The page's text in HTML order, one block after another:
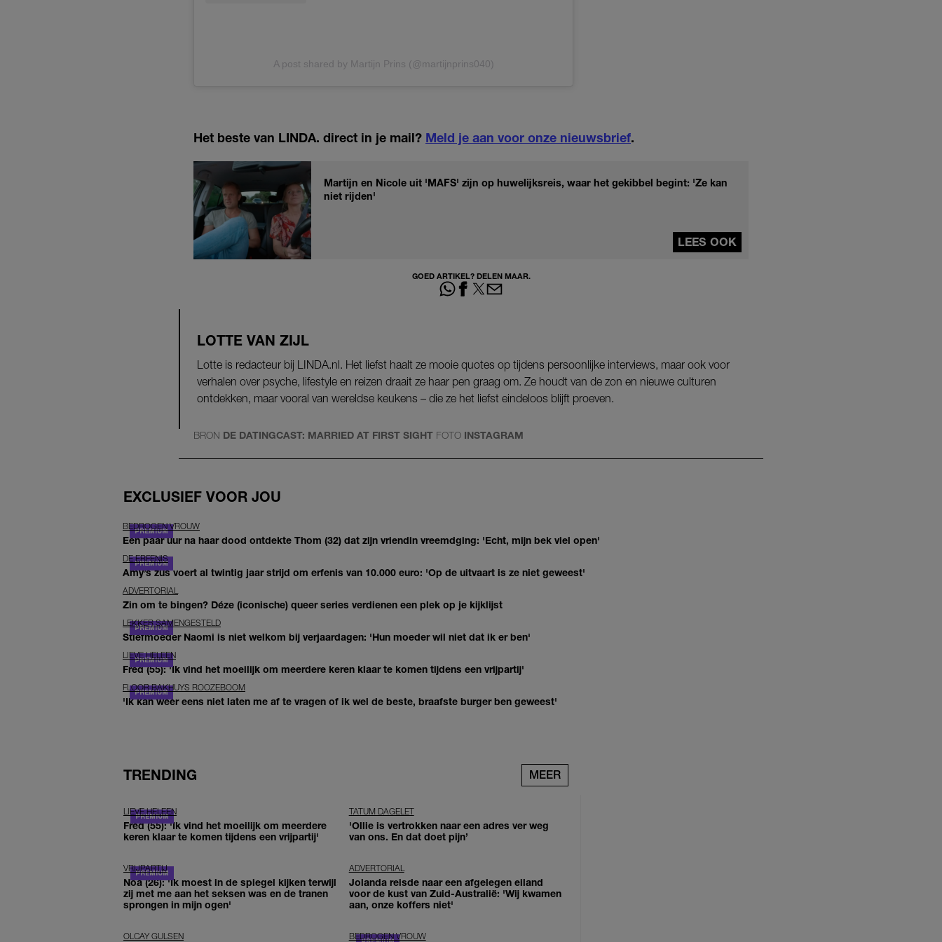
A post shared by Martijn Prins (@martijnprins040)
Het beste van LINDA. direct in je mail? Meld je aan voor onze nieuwsbrief.
Martijn en Nicole uit 'MAFS' zijn op huwelijksreis, waar het gekibbel begint: 'Ze kan
niet rijden'
LEES OOK
GOED ARTIKEL? DELEN MAAR.
LOTTE VAN ZIJL
Lotte is redacteur bij LINDA.nl. Het liefst haalt ze mooie quotes op tijdens persoonlijke interviews, maar ook voor
verhalen over psyche, lifestyle en reizen draait ze haar pen graag om. Ze houdt van de zon en nieuwe culturen
ontdekken, maar vooral van wereldse keukens – die ze het liefst eindeloos blijft proeven.
BRON DE DATINGCAST: MARRIED AT FIRST SIGHT FOTO INSTAGRAM
EXCLUSIEF VOOR JOU
BEDROGEN VROUW
Een paar uur na haar dood ontdekte Thom (32) dat zijn vriendin vreemdging: 'Echt, mijn bek viel open'
DE ERFENIS
Amy’s zus voert al twintig jaar strijd om erfenis van 10.000 euro: 'Op de uitvaart is ze niet geweest'
ADVERTORIAL
Zin om te bingen? Déze (iconische) queer series verdienen een plek op je kijklijst
LEKKER SAMENGESTELD
Stiefmoeder Naomi is niet welkom bij verjaardagen: 'Hun moeder wil niet dat ik er ben'
LIEVE HELEEN
Fred (55): 'Ik vind het moeilijk om meerdere keren klaar te komen tijdens een vrijpartij'
FLOOR BAKHUYS ROOZEBOOM
'Ik kan weer eens niet laten me af te vragen of ik wel de beste, braafste burger ben geweest'
TRENDING MEER
LIEVE HELEEN
Fred (55): 'Ik vind het moeilijk om meerdere
keren klaar te komen tijdens een vrijpartij'
TATUM DAGELET
'Ollie is vertrokken naar een adres ver weg
van ons. En dat doet pijn’
VRIJPARTIJ
Noa (26): 'Ik moest in de spiegel kijken terwijl
zij met me aan het seksen was en de tranen
sprongen in mijn ogen'
ADVERTORIAL
Jolanda reisde naar een afgelegen eiland
voor de kust van Zuid-Australië: 'Wij kwamen
aan, onze koffers niet'
OLCAY GULSEN BEDROGEN VROUW